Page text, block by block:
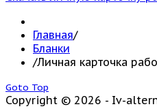
Главная/
Бланки
/Личная карточка
Goto Top
Copyright © 2026 - Iv-